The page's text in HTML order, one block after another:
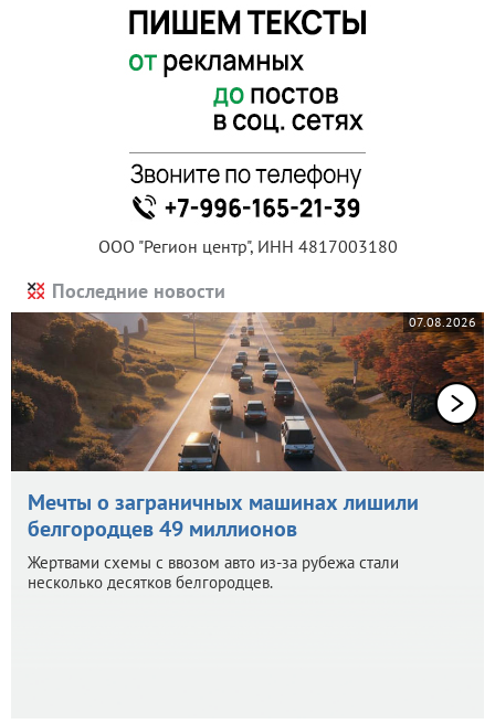
ООО "Регион центр", ИНН 4817003180
Последние новости
07.08.2026
Мечты о заграничных машинах лишили
белгородцев 49 миллионов
Жертвами схемы с ввозом авто из-за рубежа стали
несколько десятков белгородцев.